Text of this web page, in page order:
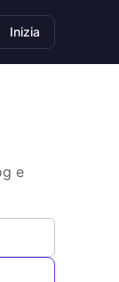
Inizia
e